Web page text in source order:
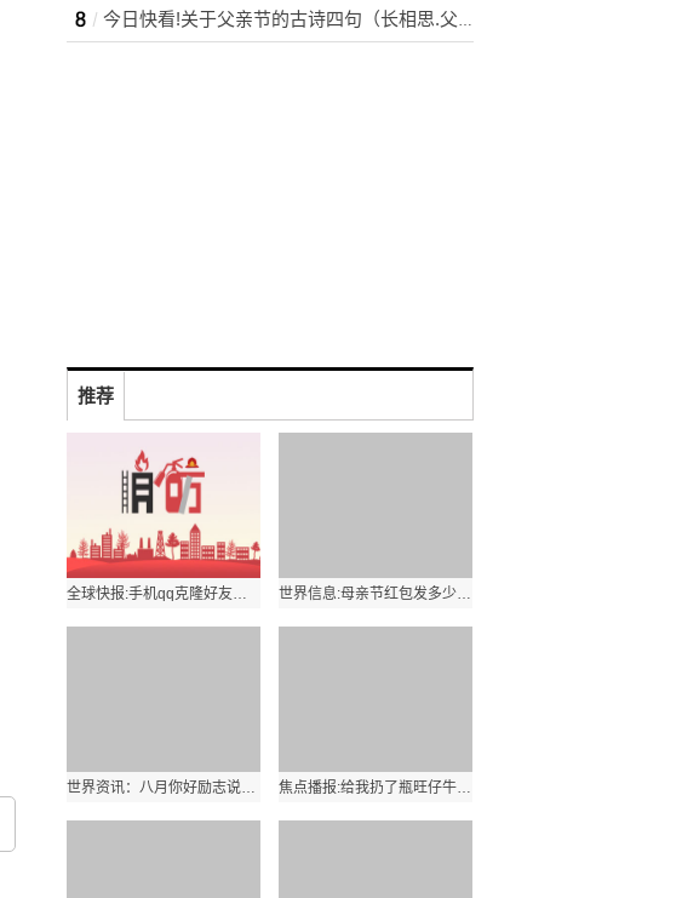
今日快看!关于父亲节的古诗四句（长相思.父亲节）
推荐
全球快报:手机qq克隆好友功能在哪里？手机克隆好友怎么弄？ 世界信息:母亲节红包发多少钱为好？微信给妈妈转钱数字有什么含义？
世界资讯：八月你好励志说说语录有哪些？8月第一天早安发朋友圈怎么写？ 焦点播报:给我扔了瓶旺仔牛奶是什么梗？旺仔有什么内涵？